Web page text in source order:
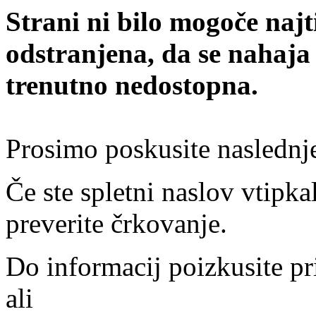
Strani ni bilo mogoče
odstranjena, da se
trenutno nedostopna.
Prosimo poskusite
Če ste spletni naslov
preverite črkovanje.
Do informacij poizkusite
ali